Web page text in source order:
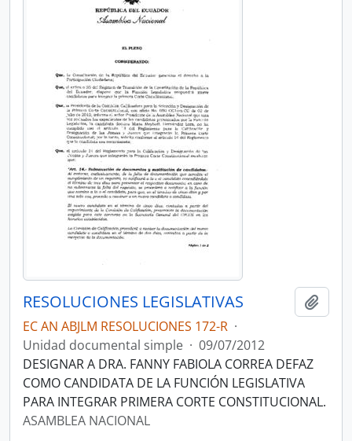
RESOLUCIONES LEGISLATIVAS
EC AN ABJLM RESOLUCIONES 172-R ·
Unidad documental simple · 09/07/2012
DESIGNAR A DRA. FANNY FABIOLA CORREA DEFAZ
COMO CANDIDATA DE LA FUNCIÓN LEGISLATIVA
PARA INTEGRAR PRIMERA CORTE CONSTITUCIONAL.
ASAMBLEA NACIONAL